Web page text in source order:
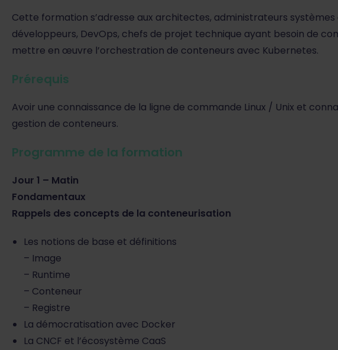
Cette formation s’adresse aux architectes, administrateurs systèmes
développeurs, DevOps, chefs de projet technique ayant besoin de
mettre en œuvre l’orchestration de conteneurs avec Kubernetes.
Prérequis
Avoir une connaissance de la ligne de commande Linux / Unix et
gestion de conteneurs.
Programme de la formation
Jour 1 – Matin
Fondamentaux
Rappels des concepts de la conteneurisation
Les notions de base et définitions
– Image
– Runtime
– Conteneur
– Registre
La démocratisation avec Docker
La CNCF et l’écosystème CaaS